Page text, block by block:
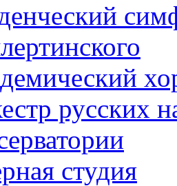
русских
студия